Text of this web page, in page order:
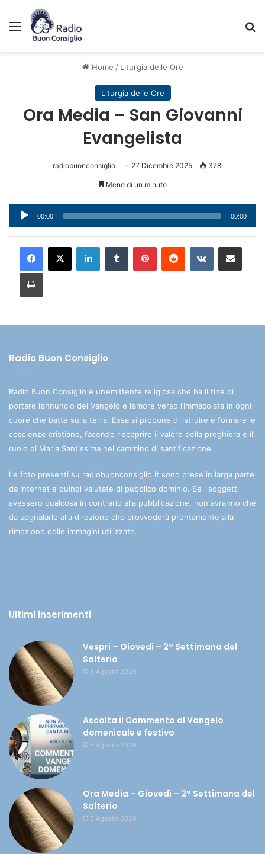
Menu
Home / Liturgia delle Ore
Liturgia delle Ore
Ora Media – San Giovanni
Evangelista
radiobuonconsiglio 27 Dicembre 2025 378
Meno di un minuto
Audio
Player
00:00 00:00
Radio Buon Consiglio
Radio Buon Consiglio è un’emittente religiosa che ha il fine di
portare l’annuncio del Vangelo e l’amore verso l’Immacolata in ogni
cuore che batte sulla terra. Essa si propone di istruire e formare le
coscienze cristiane, facendo riscoprire il valore della preghiera e il
ruolo di Maria Santissima nel cammino di santificazione.
Le foto presenti su radiobuonconsiglio.it sono prese in larga parte
da internet e quindi valutate di pubblico dominio. Se i soggetti
avessero qualcosa in contrario alla pubblicazione, non avranno che
da segnalarlo alla direzione che provvederà prontamente alla
rimozione delle immagini utilizzate.
Ultimi inserimenti
Vespri – Giovedì – 2° Settimana del
Salterio
6 Agosto 2026
Ascolta il Commento al Vangelo
domenicale e festivo
6 Agosto 2026
Ora Media – Giovedì – 2° Settimana del
Salterio
6 Agosto 2026